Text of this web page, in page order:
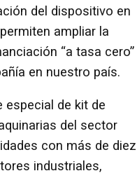
del dispositivo en
ampliar la
“a tasa cero”
en nuestro país.
especial de kit de
del sector
con más de diez
industriales,